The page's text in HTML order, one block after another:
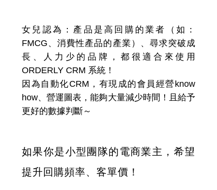
女兒認為：產品是高回購的業者（如：
FMCG、消費性產品的產業）、尋求突破成
長、人力少的品牌，都很適合來使用
ORDERLY CRM 系統！
因為自動化CRM，有現成的會員經營know
how、營運圖表，能夠大量減少時間！且給予
更好的數據判斷～
如果你是小型團隊的電商業主，希望
提升回購頻率、客單價！